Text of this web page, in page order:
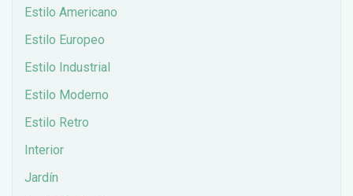
Estilo Americano
Estilo Europeo
Estilo Industrial
Estilo Moderno
Estilo Retro
Interior
Jardín